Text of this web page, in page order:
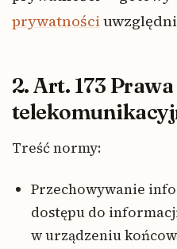
prywatności
2. Art. 173 Prawa
Treść normy:
Przechowywanie
dostępu do
w urządzeniu